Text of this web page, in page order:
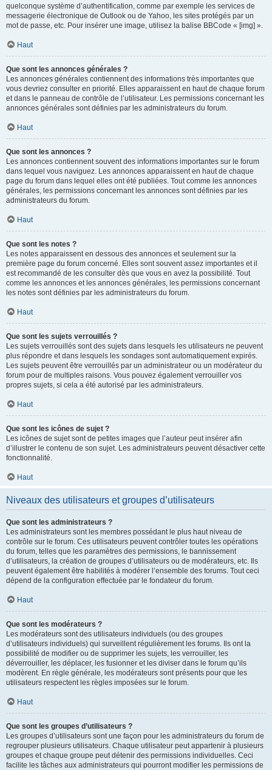
quelconque système d’authentification, comme par exemple les services de
messagerie électronique de Outlook ou de Yahoo, les sites protégés par un
mot de passe, etc. Pour insérer une image, utilisez la balise BBCode « [img] ».
Haut
Que sont les annonces générales ?
Les annonces générales contiennent des informations très importantes que
vous devriez consulter en priorité. Elles apparaissent en haut de chaque forum
et dans le panneau de contrôle de l’utilisateur. Les permissions concernant les
annonces générales sont définies par les administrateurs du forum.
Haut
Que sont les annonces ?
Les annonces contiennent souvent des informations importantes sur le forum
dans lequel vous naviguez. Les annonces apparaissent en haut de chaque
page du forum dans lequel elles ont été publiées. Tout comme les annonces
générales, les permissions concernant les annonces sont définies par les
administrateurs du forum.
Haut
Que sont les notes ?
Les notes apparaissent en dessous des annonces et seulement sur la
première page du forum concerné. Elles sont souvent assez importantes et il
est recommandé de les consulter dès que vous en avez la possibilité. Tout
comme les annonces et les annonces générales, les permissions concernant
les notes sont définies par les administrateurs du forum.
Haut
Que sont les sujets verrouillés ?
Les sujets verrouillés sont des sujets dans lesquels les utilisateurs ne peuvent
plus répondre et dans lesquels les sondages sont automatiquement expirés.
Les sujets peuvent être verrouillés par un administrateur ou un modérateur du
forum pour de multiples raisons. Vous pouvez également verrouiller vos
propres sujets, si cela a été autorisé par les administrateurs.
Haut
Que sont les icônes de sujet ?
Les icônes de sujet sont de petites images que l’auteur peut insérer afin
d’illustrer le contenu de son sujet. Les administrateurs peuvent désactiver cette
fonctionnalité.
Haut
Niveaux des utilisateurs et groupes d’utilisateurs
Que sont les administrateurs ?
Les administrateurs sont les membres possédant le plus haut niveau de
contrôle sur le forum. Ces utilisateurs peuvent contrôler toutes les opérations
du forum, telles que les paramètres des permissions, le bannissement
d’utilisateurs, la création de groupes d’utilisateurs ou de modérateurs, etc. Ils
peuvent également être habilités à modérer l’ensemble des forums. Tout ceci
dépend de la configuration effectuée par le fondateur du forum.
Haut
Que sont les modérateurs ?
Les modérateurs sont des utilisateurs individuels (ou des groupes
d’utilisateurs individuels) qui surveillent régulièrement les forums. Ils ont la
possibilité de modifier ou de supprimer les sujets, les verrouiller, les
déverrouiller, les déplacer, les fusionner et les diviser dans le forum qu’ils
modèrent. En règle générale, les modérateurs sont présents pour que les
utilisateurs respectent les règles imposées sur le forum.
Haut
Que sont les groupes d’utilisateurs ?
Les groupes d’utilisateurs sont une façon pour les administrateurs du forum de
regrouper plusieurs utilisateurs. Chaque utilisateur peut appartenir à plusieurs
groupes et chaque groupe peut détenir des permissions individuelles. Ceci
facilite les tâches aux administrateurs qui pourront modifier les permissions de